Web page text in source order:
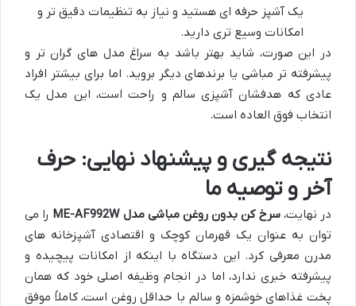
یک آشپز حرفه ای هستید و نیاز به تنظیمات دقیق تر و
امکانات وسیع تری دارید.
در این صورت، شاید بهتر باشد به سراغ مدل های گران تر و
پیشرفته تر مباشی یا برندهای دیگر بروید. اما برای بیشتر افراد
عادی که هدفشان آشپزی سالم و راحت است، این مدل یک
انتخاب فوق العاده است.
نتیجه گیری و پیشنهاد نهایی: حرف
آخر و توصیه ما
در نهایت،سرخ کن بدون روغن مباشی مدل ME-AF992W
را می
توان به عنوان یک قهرمان کوچک و اقتصادی آشپزخانه های
مدرن معرفی کرد. این دستگاه با اینکه از امکانات پیچیده و
پیشرفته خبری ندارد، اما در انجام وظیفه اصلی خود که همان
پخت غذاهای خوشمزه و سالم با حداقل روغن است، کاملاً موفق